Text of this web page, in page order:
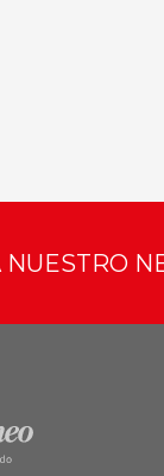
NUESTRO